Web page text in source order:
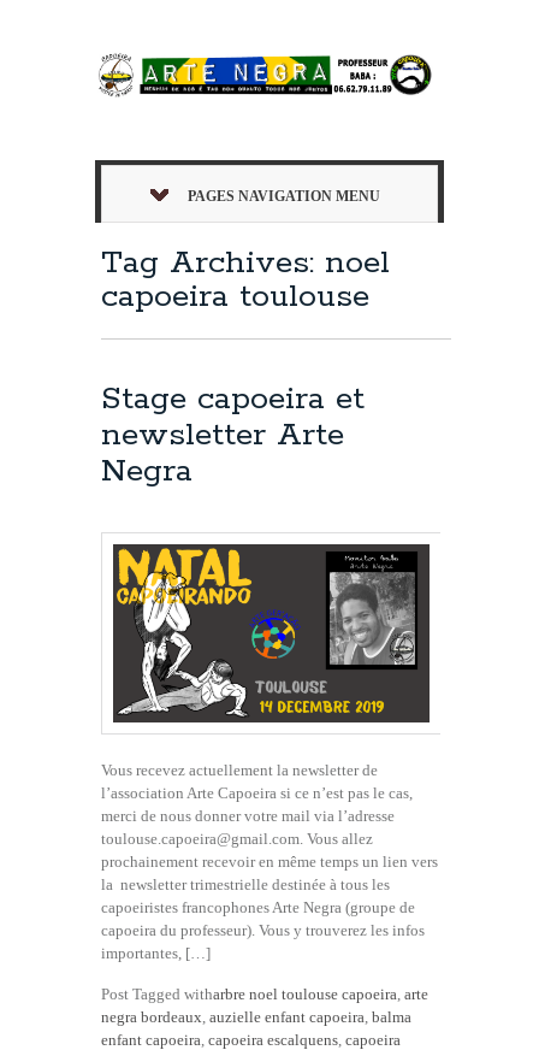
PAGES NAVIGATION MENU
Tag Archives: noel
capoeira toulouse
Stage capoeira et
newsletter Arte
Negra
Vous recevez actuellement la newsletter de
l’association Arte Capoeira si ce n’est pas le cas,
merci de nous donner votre mail via l’adresse
toulouse.capoeira@gmail.com. Vous allez
prochainement recevoir en même temps un lien vers
la newsletter trimestrielle destinée à tous les
capoeiristes francophones Arte Negra (groupe de
capoeira du professeur). Vous y trouverez les infos
importantes, […]
Post Tagged witharbre noel toulouse capoeira arte
negra bordeaux auzielle enfant capoeira balma
enfant capoeira capoeira escalquens capoeira